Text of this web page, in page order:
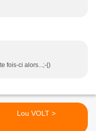
fois-ci alors...;-{)
Lou VOLT >